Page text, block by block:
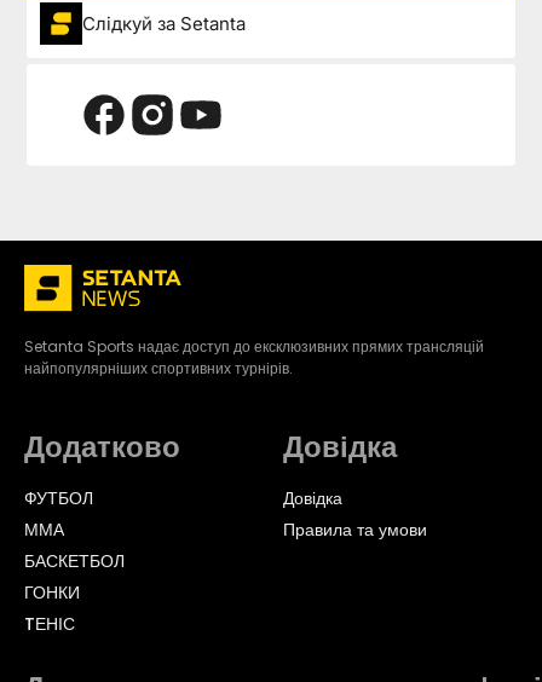
Слідкуй за Setanta
Setanta Sports надає доступ до ексклюзивних прямих трансляцій
найпопулярніших спортивних турнірів.
Додатково
ФУТБОЛ
ММА
БАСКЕТБОЛ
ГОНКИ
TЕНІС
Довідка
Довідка
Правила та умови